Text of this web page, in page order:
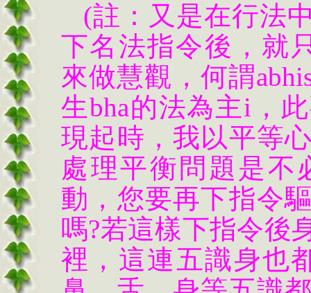
(註：又是在行法
下名法指令後，就
來做慧觀，何謂
生bha的法為主i，
現起時，我以平等
處理平衡問題是不
動，您要再下指令
嗎?若這樣下指令後
裡，這連五識身也